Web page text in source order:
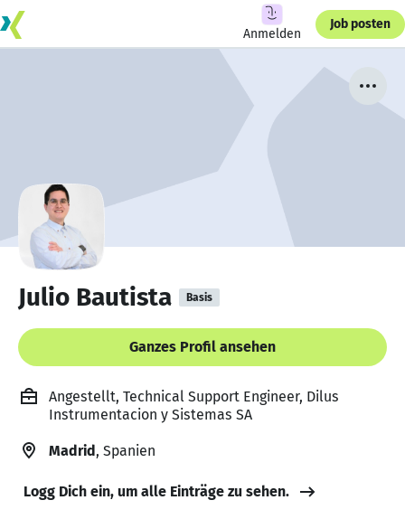
Anmelden
Job posten
Julio Bautista Basis
Ganzes Profil ansehen
Angestellt, Technical Support Engineer, Dilus
Instrumentacion y Sistemas SA
Madrid, Spanien
Logg Dich ein, um alle Einträge zu sehen.